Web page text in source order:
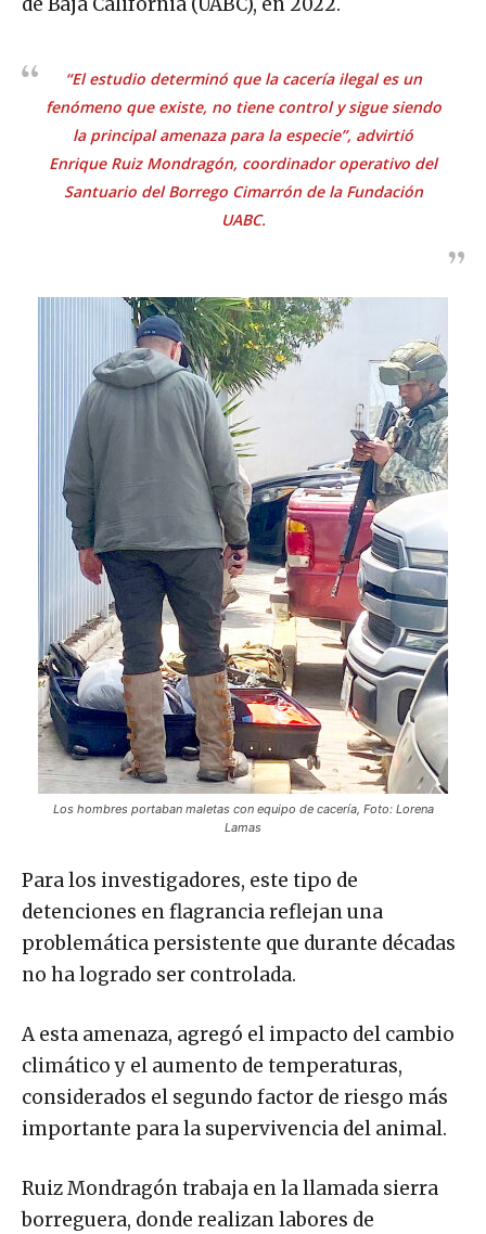
“El estudio determinó que la cacería ilegal es un
fenómeno que existe, no tiene control y sigue siendo
la principal amenaza para la especie”, advirtió
Enrique Ruiz Mondragón, coordinador operativo del
Santuario del Borrego Cimarrón de la Fundación
UABC.
Los hombres portaban maletas con equipo de cacería, Foto: Lorena
Lamas
Para los investigadores, este tipo de
detenciones en flagrancia reflejan una
problemática persistente que durante décadas
no ha logrado ser controlada.
A esta amenaza, agregó el impacto del cambio
climático y el aumento de temperaturas,
considerados el segundo factor de riesgo más
importante para la supervivencia del animal.
Ruiz Mondragón trabaja en la llamada sierra
borreguera, donde realizan labores de